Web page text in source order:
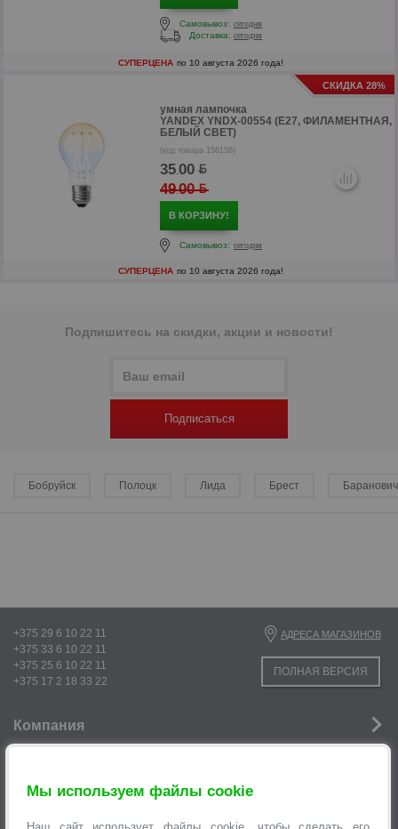
р
р
Самовывоз: сегодня
Доставка: сегодня
СУПЕРЦЕНА по 10 августа 2026 года!
СКИДКА 28%
умная лампочка
YANDEX YNDX-00554 (E27, ФИЛАМЕНТНАЯ,
БЕЛЫЙ СВЕТ)
(код товара 156156)
35.00
49.00
В КОРЗИНУ!
Самовывоз: сегодня
СУПЕРЦЕНА по 10 августа 2026 года!
Подпишитесь на скидки, акции и новости!
Подписаться
Бобруйск Полоцк Лида Брест
Мы используем файлы cookie
+375 29 6 10 22 11
+375 33 6 10 22 11
+375 25 6 10 22 11
+375 17 2 18 33 22
АДРЕСА МАГАЗИНОВ
ПОЛНАЯ ВЕРСИЯ
Компания
Услуги